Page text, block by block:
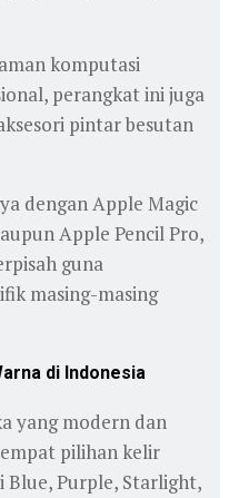
komputasi
perangkat ini juga
pintar besutan
dengan Apple Magic
Apple Pencil Pro,
guna
masing-masing
di Indonesia
yang modern dan
pilihan kelir
Blue, Purple, Starlight,